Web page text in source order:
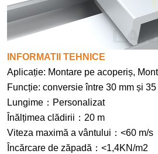
INFORMATII TEHNICE
Aplicație: Montare pe acoperiș,
Funcție: conversie între 30 mm și 35
Lungime ： Personalizat
Înălțimea clădirii ： 20 m
Viteza maximă a vântului ： <60 m/s
Încărcare de zăpadă ： <1,4KN/m2